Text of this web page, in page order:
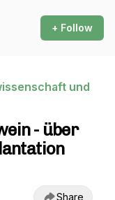
+ Follow
und
- über
Share